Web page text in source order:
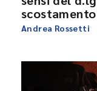
Andrea Rossetti